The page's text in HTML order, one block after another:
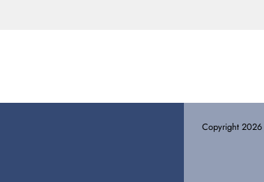
Copyright 2026